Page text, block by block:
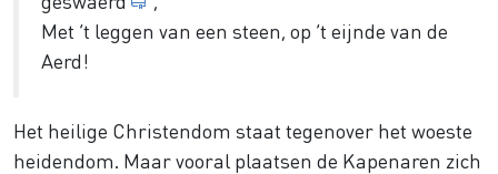
Met ’t leggen van een steen, op ’t eijnde van de
Aerd!
Het heilige Christendom staat tegenover het woeste
heidendom. Maar vooral plaatsen de Kapenaren zich